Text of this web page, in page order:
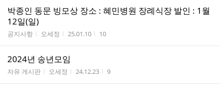
박종인 동문 빙모상 장소 : 혜민병원 장례식장 발인 : 1월
12일(일)
게시판명
공지사항 작성자
오세정 작성시간
25.01.10 조회수
10
2024년 송년모임
게시판명
자유 게시판 작성자
오세정 작성시간
24.12.23 조회수
9